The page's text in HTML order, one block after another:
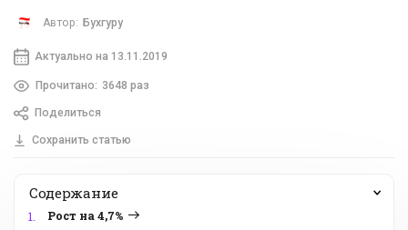
Автор: Бухгуру
Актуально на 13.11.2019
Прочитано: 3648 раз
Поделиться
Сохранить статью
Содержание
1.
Рост на 4,7%